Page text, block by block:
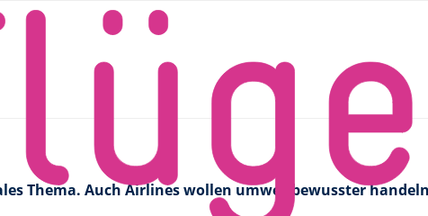
Catering
France setzt auf
Thema. Auch Airlines wollen umweltbewusster